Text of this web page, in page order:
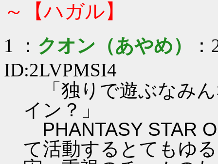
～【ハガル】
1 ： クオン（あやめ）
ID:2LVPMSI4
「独りで遊ぶなみ
イン？」
PHANTASY STAR
て活動するとてもゆ